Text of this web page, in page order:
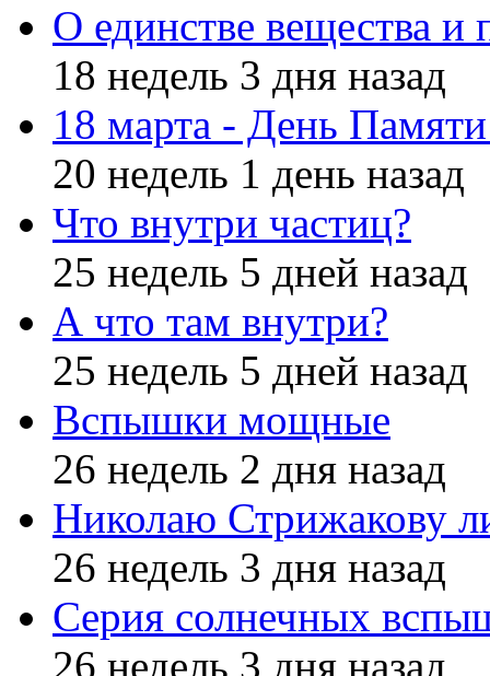
О единстве вещества и
18 недель 3 дня назад
18 марта - День
20 недель 1 день назад
Что внутри частиц?
25 недель 5 дней назад
А что там внутри?
25 недель 5 дней назад
Вспышки мощные
26 недель 2 дня назад
Николаю Стрижакову
26 недель 3 дня назад
Серия солнечных
26 недель 3 дня назад